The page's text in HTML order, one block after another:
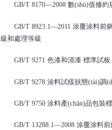
GB/T 8170—2008 數(shù)值修
GB/T 8923.1—2011 涂覆涂料前
級和處理等級
GB/T 9271 色漆和清漆 標準試板
GB/T 9278 涂料試樣狀態(tài)調
GB/T 9750 涂料產(chǎn)品包裝
GB/T 13288.1—2008 涂覆涂料